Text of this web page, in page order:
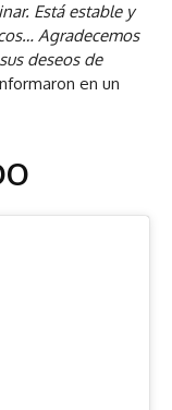
Está estable y
Agradecemos
deseos de
en un